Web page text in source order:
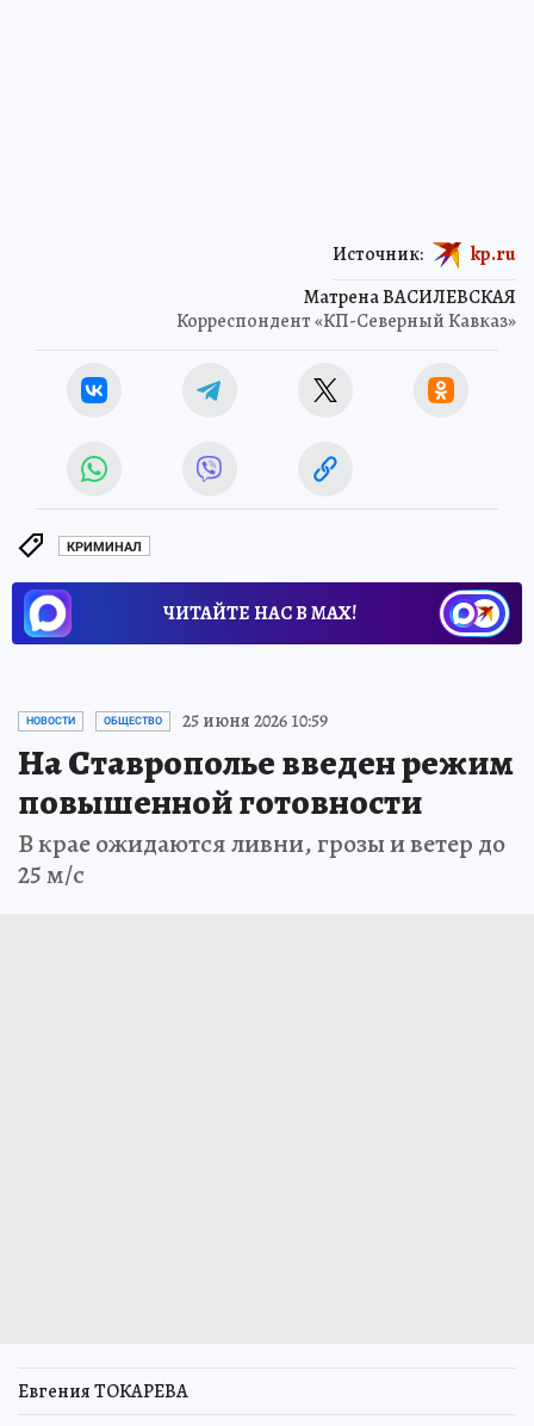
Матрена ВАСИЛЕВСКАЯ
Корреспондент «КП-Северный Кавказ»
Источник: kp.ru
КРИМИНАЛ
ЧИТАЙТЕ НАС В МАХ!
НОВОСТИ ОБЩЕСТВО 25 июня 2026 10:59
На Ставрополье введен режим
повышенной готовности
В крае ожидаются ливни, грозы и ветер до
25 м/с
Евгения ТОКАРЕВА